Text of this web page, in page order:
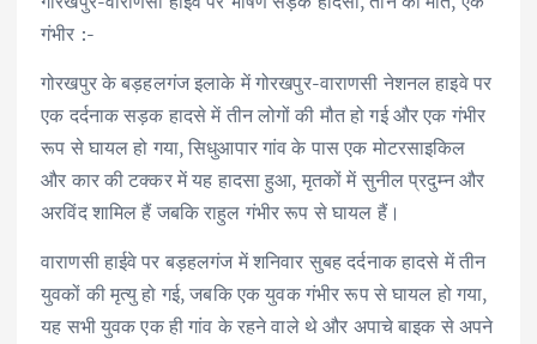
गंभीर :-
गोरखपुर के बड़हलगंज इलाके में गोरखपुर-वाराणसी नेशनल हाइवे पर
एक दर्दनाक सड़क हादसे में तीन लोगों की मौत हो गई और एक गंभीर
रूप से घायल हो गया, सिधुआपार गांव के पास एक मोटरसाइ‌किल
और कार की टक्कर में यह हादसा हुआ, मृतकों में सुनील प्रदुम्न और
अरविंद शामिल हैं जबकि राहुल गंभीर रूप से घायल हैं।
वाराणसी हाईवे पर बड़हलगंज में शनिवार सुबह दर्दनाक हादसे में तीन
युवकों की मृत्यु हो गई, जबकि एक युवक गंभीर रूप से घायल हो गया,
यह सभी युवक एक ही गांव के रहने वाले थे और अपाचे बाइक से अपने